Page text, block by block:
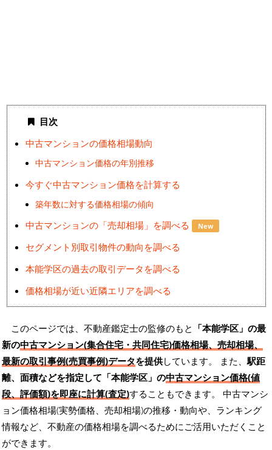
目次
中古マンションの価格相場動向
中古マンション価格の年別推移
今すぐ中古マンション価格を計算する
築年数に対する価格相場の傾向
中古マンションの「売却相場」を調べる New
セグメント別取引物件の動向を調べる
本能学区の過去の取引データを調べる
価格相場が近い近隣エリアを調べる
このページでは、不動産鑑定士の監修のもと 「本能学区」の最
新の中古マンション(集合住宅・共同住宅)価格相場、売却相場、
最新の取引事例(売買事例)データを提供しています。 また、駅距
離、面積などを指定して「本能学区」の中古マンション価格(値
段、評価額)を即座に計算(査定)することもできます。 中古マンシ
ョン価格相場(実勢価格、売却相場)の推移・動向や、ランキング
情報など、不動産の価格相場を調べるためにご活用いただくこと
ができます。